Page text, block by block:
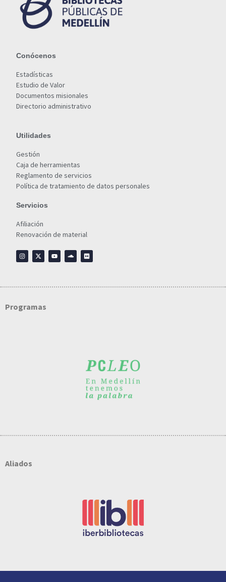
Conócenos
Estadísticas
Estudio de Valor
Documentos misionales
Directorio administrativo
Utilidades
Gestión
Caja de herramientas
Reglamento de servicios
Política de tratamiento de datos personales
Servicios
Afiliación
Renovación de material
Programas
Aliados